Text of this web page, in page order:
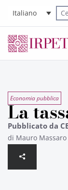
Italiano
Economia pubblica
La
Pubblicato da
di Mauro